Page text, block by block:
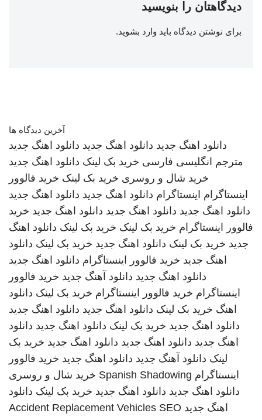
دیدگاهتان را بنویسید
برای نوشتن دیدگاه باید وارد بشوید.
آخرین دیدگاه ها
دانلود اهنگ جدید دانلود اهنگ جدید دانلود اهنگ جدید
مترجم انگلیسی فارسی خرید بک لینک دانلود اهنگ جدید
خرید شال و روسری خرید بک لینک خرید فالوور
اینستاگرام اینستاگرام دانلود اهنگ جدید دانلود اهنگ جدید
دانلود اهنگ جدید دانلود اهنگ جدید دانلود اهنگ جدید خرید
فالوور اینستاگرام خرید بک لینک خرید بک لینک دانلود اهنگ
جدید خرید بک لینک دانلود اهنگ جدید خرید بک لینک دانلود
اهنگ جدید خرید فالوور اینستاگرام دانلود اهنگ جدید
دانلود اهنگ جدید دانلود آهنگ جدید خرید فالوور
اینستاگرام خرید فالوور اینستاگرام خرید بک لینک دانلود
اهنگ خرید بک لینک دانلود اهنگ جدید دانلود اهنگ جدید
دانلود اهنگ جدید خرید بک لینک دانلود اهنگ جدید دانلود
اهنگ جدید دانلود اهنگ جدید دانلود اهنگ جدید خرید بک
لینک دانلود آهنگ جدید دانلود اهنگ جدید خرید فالوور
اینستاگرام Spanish Shadowing خرید شال و روسری
دانلود اهنگ جدید دانلود اهنگ جدید خرید بک لینک دانلود
اهنگ جدید
Accident Replacement Vehicles SEO